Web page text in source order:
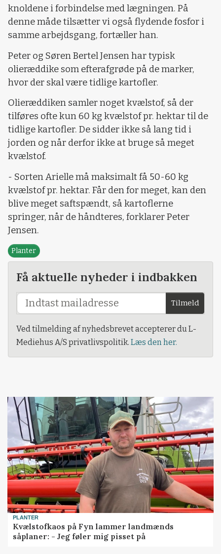
knoldene i forbindelse med lægningen. På
denne måde tilsætter vi også flydende fosfor i
samme arbejdsgang, fortæller han.
Peter og Søren Bertel Jensen har typisk
olieræddike som efterafgrøde på de marker,
hvor der skal være tidlige kartofler.
Olieræddiken samler noget kvælstof, så der
tilføres ofte kun 60 kg kvælstof pr. hektar til de
tidlige kartofler. De sidder ikke så lang tid i
jorden og når derfor ikke at bruge så meget
kvælstof.
- Sorten Arielle må maksimalt få 50-60 kg
kvælstof pr. hektar. Får den for meget, kan den
blive meget saftspændt, så kartoflerne
springer, når de håndteres, forklarer Peter
Jensen.
Planter
Få aktuelle nyheder i indbakken
Tilmeld
Ved tilmelding af nyhedsbrevet accepterer du L-
Mediehus A/S privatlivspolitik. Læs den her.
PLANTER
Kvælstofkaos på Fyn lammer landmænds
såplaner: - Jeg føler mig pisset på